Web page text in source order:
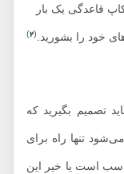
یک بار
را بشورید. 2
بگیرید که
تنها راه برای
است یا خیر این